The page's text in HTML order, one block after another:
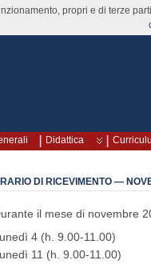
Didattica
DI RICEVIMENTO —
il mese di novembre
4 (h. 9.00-11.00)
11 (h. 9.00-11.00)
propri e di terze